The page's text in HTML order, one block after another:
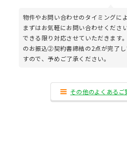
物件やお問い合わせのタイミングに
まずはお気軽にお問い合わせくださ
できる限り対応させていただきます
のお振込②契約書締結の2点が完了
すので、予めご了承ください。
その他のよくあるご